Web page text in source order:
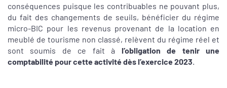
conséquences puisque les contribuables ne pouvant plus,
du fait des changements de seuils, bénéficier du régime
micro-BIC pour les revenus provenant de la location en
meublé de tourisme non classé, relèvent du régime réel et
sont soumis de ce fait à l’obligation de tenir une
comptabilité pour cette activité dès l’exercice 2023